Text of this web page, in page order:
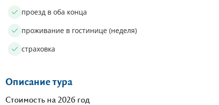
проезд в оба конца
проживание в гостинице (неделя)
страховка
Описание тура
Стоимость на 2026 год‎